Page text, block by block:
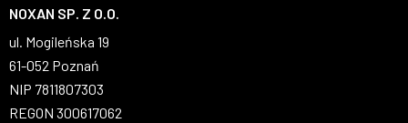
NOXAN SP. Z O.O.
ul. Mogileńska 19
61-052 Poznań
NIP 7811807303
REGON 300617062